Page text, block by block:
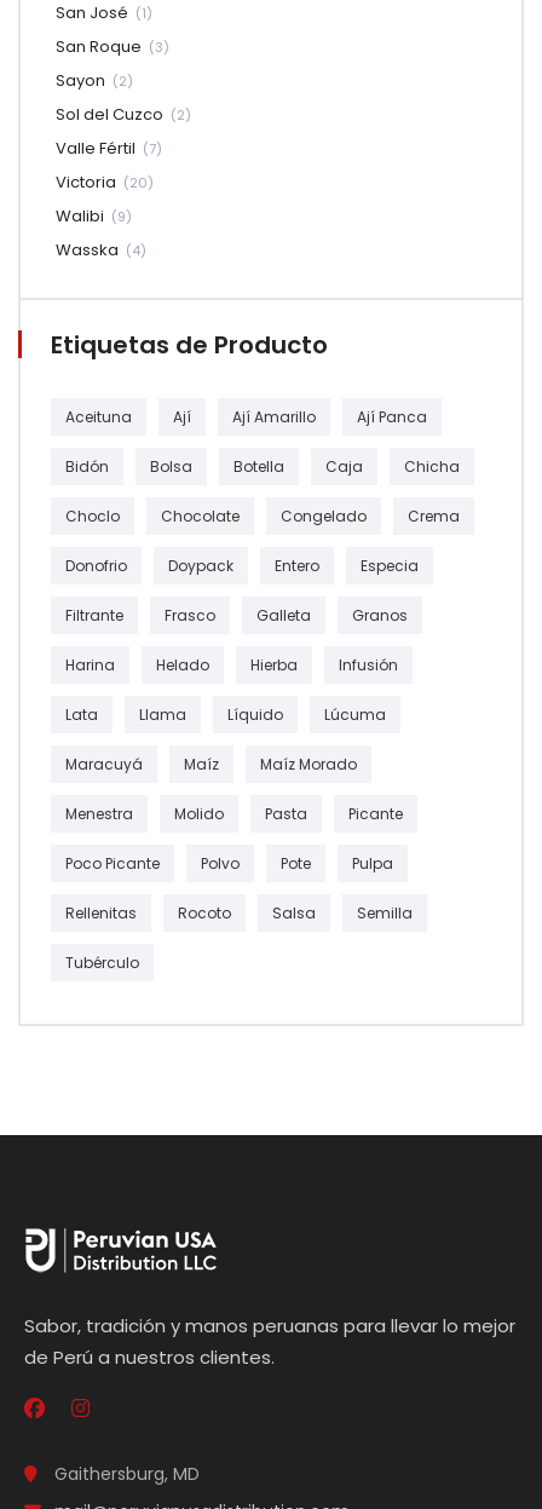
San José (1)
San Roque (3)
Sayon (2)
Sol del Cuzco (2)
Valle Fértil (7)
Victoria (20)
Walibi (9)
Wasska (4)
Etiquetas de Producto
Aceituna Ají Ají Amarillo Ají Panca
Bidón Bolsa Botella Caja Chicha
Choclo Chocolate Congelado Crema
Donofrio Doypack Entero Especia
Filtrante Frasco Galleta Granos
Harina Helado Hierba Infusión
Lata Llama Líquido Lúcuma
Maracuyá Maíz Maíz Morado
Menestra Molido Pasta Picante
Poco Picante Polvo Pote Pulpa
Rellenitas Rocoto Salsa Semilla
Tubérculo
Sabor, tradición y manos peruanas para llevar lo mejor
de Perú a nuestros clientes.
Gaithersburg, MD